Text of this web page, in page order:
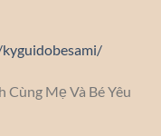
Mẹ Và Bé Yêu